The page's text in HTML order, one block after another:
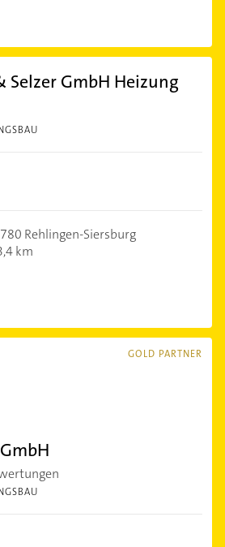
Selzer GmbH Heizung
Rehlingen-Siersburg
km
GOLD PARTNER